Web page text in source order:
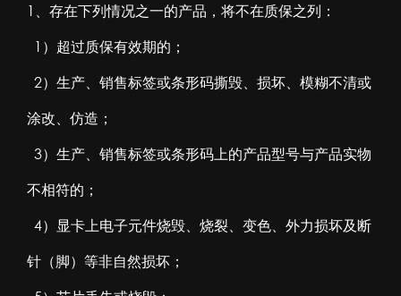
1、存在下列情况之一的产品，将不在质保之列：
1）超过质保有效期的；
2）生产、销售标签或条形码撕毁、损坏、模糊不清或
涂改、仿造；
3）生产、销售标签或条形码上的产品型号与产品实物
不相符的；
4）显卡上电子元件烧毁、烧裂、变色、外力损坏及断
针（脚）等非自然损坏；